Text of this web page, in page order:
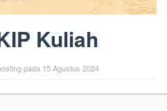
Kuliah
pada 15 Agustus 2024